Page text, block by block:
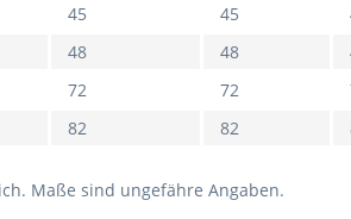
45 45
48 48
72 72
82 82
Maße sind ungefähre Angaben.